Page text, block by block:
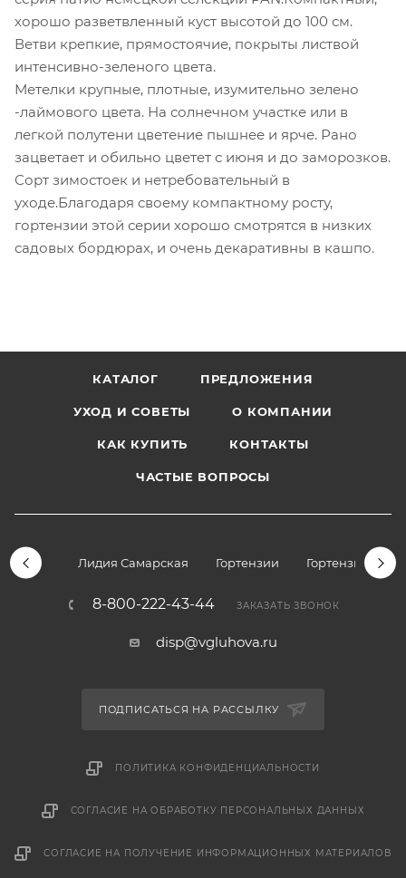
хорошо разветвленный куст высотой до 100 см.
Ветви крепкие, прямостоячие, покрыты листвой
интенсивно-зеленого цвета.
Метелки крупные, плотные, изумительно зелено
-лаймового цвета. На солнечном участке или в
легкой полутени цветение пышнее и ярче. Рано
зацветает и обильно цветет с июня и до заморозков.
Сорт зимостоек и нетребовательный в
уходе.Благодаря своему компактному росту,
гортензии этой серии хорошо смотрятся в низких
садовых бордюрах, и очень декаративны в кашпо.
КАТАЛОГ ПРЕДЛОЖЕНИЯ
УХОД И СОВЕТЫ О КОМПАНИИ
КАК КУПИТЬ КОНТАКТЫ
ЧАСТЫЕ ВОПРОСЫ
Лидия Самарская Гортензии Гортензии
8-800-222-43-44 ЗАКАЗАТЬ ЗВОНОК
disp@vgluhova.ru
ПОДПИСАТЬСЯ НА РАССЫЛКУ
ПОЛИТИКА КОНФИДЕНЦИАЛЬНОСТИ
СОГЛАСИЕ НА ОБРАБОТКУ ПЕРСОНАЛЬНЫХ ДАННЫХ
СОГЛАСИЕ НА ПОЛУЧЕНИЕ ИНФОРМАЦИОННЫХ МАТЕРИАЛОВ